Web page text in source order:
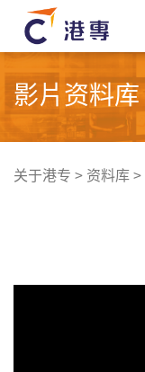
影片资料库
关于港专 > 资料库>